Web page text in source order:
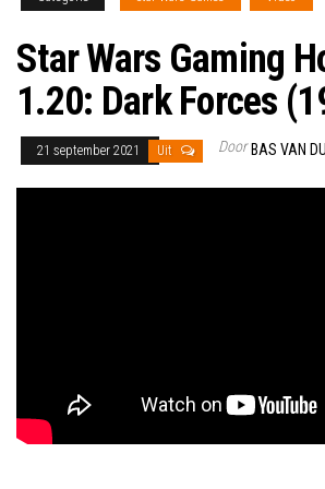
Star Wars Gaming
1.20: Dark Forces
21 september 2021 Uit Door BAS VAN